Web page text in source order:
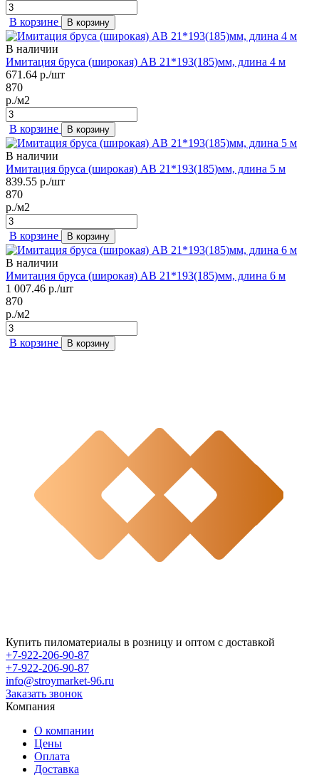
В корзине В корзину
В наличии
Имитация бруса (широкая) АВ 21*193(185)мм, длина 4 м
671.64 р./шт
870
р./м2
В корзине В корзину
В наличии
Имитация бруса (широкая) АВ 21*193(185)мм, длина 5 м
839.55 р./шт
870
р./м2
В корзине В корзину
В наличии
Имитация бруса (широкая) АВ 21*193(185)мм, длина 6 м
1 007.46 р./шт
870
р./м2
В корзине В корзину
Купить пиломатериалы в розницу и оптом с доставкой
+7-922-206-90-87
+7-922-206-90-87
info@stroymarket-96.ru
Заказать звонок
Компания
О компании
Цены
Оплата
Доставка